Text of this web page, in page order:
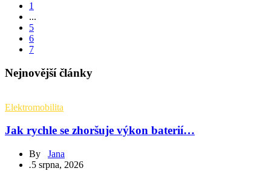
1
...
5
6
7
Nejnovější články
Elektromobilita
Jak rychle se zhoršuje výkon baterií…
By Jana
.5 srpna, 2026